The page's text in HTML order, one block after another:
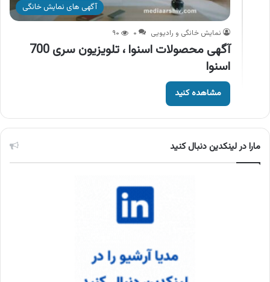
آگهی های نمایش خانگی
نمایش خانگی و رادیویی ۰ ۹۰
آگهی محصولات اسنوا ، تلویزیون سری 700
اسنوا
مشاهده کنید
مارا در لینکدین دنبال کنید